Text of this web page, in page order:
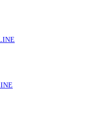
ao tribunal, cada
faz a diferença”
ficar sem médico de
alerta associação